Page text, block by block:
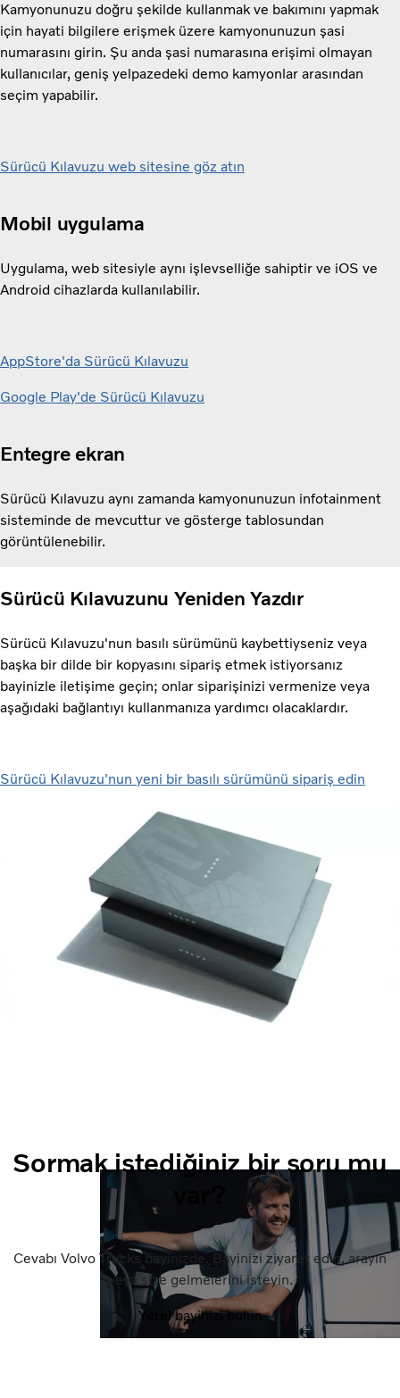
Kamyonunuzu doğru şekilde kullanmak ve bakımını yapmak
için hayati bilgilere erişmek üzere kamyonunuzun şasi
numarasını girin. Şu anda şasi numarasına erişimi olmayan
kullanıcılar, geniş yelpazedeki demo kamyonlar arasından
seçim yapabilir.
Sürücü Kılavuzu web sitesine göz atın
Mobil uygulama
Uygulama, web sitesiyle aynı işlevselliğe sahiptir ve iOS ve
Android cihazlarda kullanılabilir.
AppStore'da Sürücü Kılavuzu
Google Play'de Sürücü Kılavuzu
Entegre ekran
Sürücü Kılavuzu aynı zamanda kamyonunuzun infotainment
sisteminde de mevcuttur ve gösterge tablosundan
görüntülenebilir.
Sürücü Kılavuzunu Yeniden Yazdır
Sürücü Kılavuzu'nun basılı sürümünü kaybettiyseniz veya
başka bir dilde bir kopyasını sipariş etmek istiyorsanız
bayinizle iletişime geçin; onlar siparişinizi vermenize veya
aşağıdaki bağlantıyı kullanmanıza yardımcı olacaklardır.
Sürücü Kılavuzu'nun yeni bir basılı sürümünü sipariş edin
Sormak istediğiniz bir soru mu
Cevabı Volvo Trucks bayinizde. Bayinizi ziyaret edin, arayın
veya size gelmelerini isteyin.
Yerel bayinizi bulun